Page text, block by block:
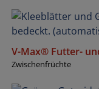
V-Max® Futter-
Zwischenfrüchte